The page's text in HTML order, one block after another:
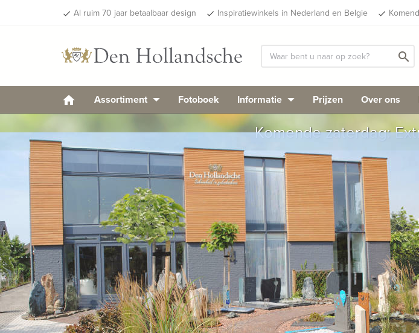
done Al ruim 70 jaar betaalbaar design done Inspiratiewinkels in Nederland en Belgie done
search
Assortiment Fotoboek Informatie Prijzen Over ons
Komende zaterdag: